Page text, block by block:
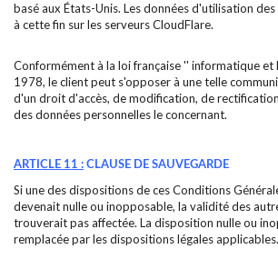
basé aux États-Unis. Les données d'utilisation
à cette fin sur les serveurs CloudFlare.
Conformément à la loi française '' informatique
1978, le client peut s'opposer à une telle
d'un droit d'accès, de modification, de
des données personnelles le concernant.
ARTICLE 11 : CLAUSE DE SAUVEGARDE
Si une des dispositions de ces Conditions
devenait nulle ou inopposable, la validité des
trouverait pas affectée. La disposition nulle ou
remplacée par les dispositions légales applicables.